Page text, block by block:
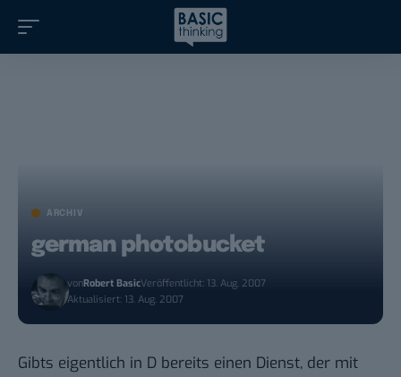
ARCHIV
german photobucket
vonRobert BasicVeröffentlicht: 13. Aug. 2007
Aktualisiert: 13. Aug. 2007
Gibts eigentlich in D bereits einen Dienst, der mit